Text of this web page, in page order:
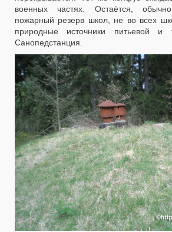
военных частях. Остаётся,
пожарный резерв школ, не во всех
природные источники питьевой и
Санопедстанция.